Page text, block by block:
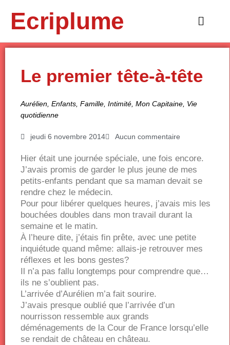
contenuEcriplume
Main
Le premier tête-à-tête
Aurélien, Enfants, Famille, Intimité, Mon Capitaine, Vie
quotidienne
jeudi 6 novembre 2014 Aucun commentaire
Hier était une journée spéciale, une fois encore.
J’avais promis de garder le plus jeune de mes
petits-enfants pendant que sa maman devait se
rendre chez le médecin.
Pour pour libérer quelques heures, j’avais mis les
bouchées doubles dans mon travail durant la
semaine et le matin.
À l’heure dite, j’étais fin prête, avec une petite
inquiétude quand même: allais-je retrouver mes
réflexes et les bons gestes?
Il n’a pas fallu longtemps pour comprendre que…
ils ne s’oublient pas.
L’arrivée d’Aurélien m’a fait sourire.
J’avais presque oublié que l’arrivée d’un
nourrisson ressemble aux grands
déménagements de la Cour de France lorsqu’elle
se rendait de château en château.